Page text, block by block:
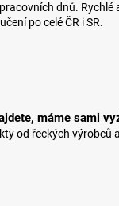
dnů. Rychlé
po celé ČR i SR.
máme sami
od řeckých výrobců